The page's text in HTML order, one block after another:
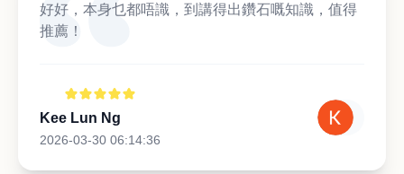
好好，本身乜都唔識，到講得出鑽石嘅知識，值得
推薦！
Kee Lun Ng
2026-03-30 06:14:36